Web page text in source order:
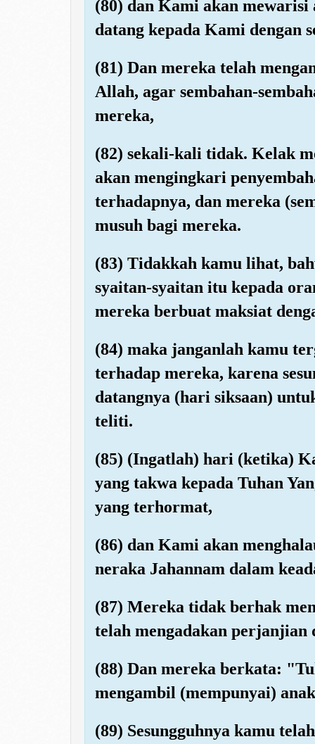
(80) dan Kami akan
datang kepada Kami dengan
(81) Dan mereka telah
Allah, agar sembahan-
mereka,
(82) sekali-kali tidak. Kelak
akan mengingkari
terhadapnya, dan mereka
musuh bagi mereka.
(83) Tidakkah kamu lihat,
syaitan-syaitan itu kepada
mereka berbuat maksiat
(84) maka janganlah kamu
terhadap mereka, karena
datangnya (hari siksaan)
teliti.
(85) (Ingatlah) hari (ketika)
yang takwa kepada Tuhan
yang terhormat,
(86) dan Kami akan
neraka Jahannam dalam
(87) Mereka tidak berhak
telah mengadakan perjanjian
(88) Dan mereka berkata:
mengambil (mempunyai)
(89) Sesungguhnya kamu